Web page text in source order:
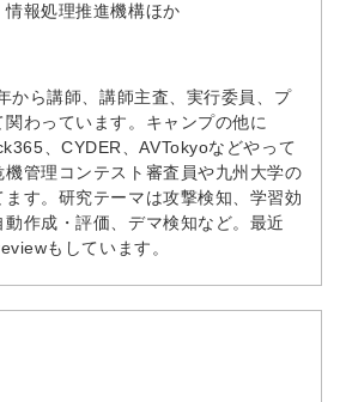
報処理推進機構ほか
から講師、講師主査、実行委員、プ
関わっています。キャンプの他に
、CYDER、AVTokyoなどやって
機管理コンテスト審査員や九州大学の
す。研究テーマは攻撃検知、学習効
作成・評価、デマ検知など。最近
もしています。